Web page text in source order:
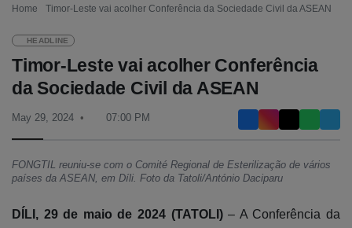
Home Timor-Leste vai acolher Conferência da Sociedade Civil da ASEAN
HEADLINE
Timor-Leste vai acolher Conferência
da Sociedade Civil da ASEAN
May 29, 2024 07:00 PM
FONGTIL reuniu-se com o Comité Regional de Esterilização de vários
países da ASEAN, em Díli. Foto da Tatoli/António Daciparu
DÍLI, 29 de maio de 2024 (TATOLI)– A Conferência da